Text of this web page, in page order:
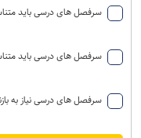
سرفصل های درسی باید
سرفصل های درسی باید
سرفصل های درسی نیاز به